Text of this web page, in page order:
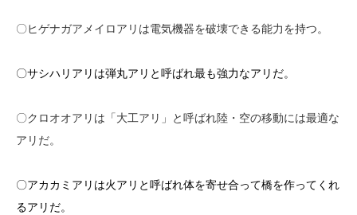
〇ヒゲナガアメイロアリは電気機器を破壊できる能力を持つ。
〇サシハリアリは弾丸アリと呼ばれ最も強力なアリだ。
〇クロオオアリは「大工アリ」と呼ばれ陸・空の移動には最適な
アリだ。
〇アカカミアリは火アリと呼ばれ体を寄せ合って橋を作ってくれ
るアリだ。